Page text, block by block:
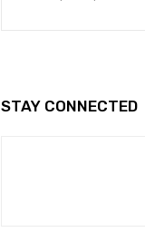
STAY CONNECTED